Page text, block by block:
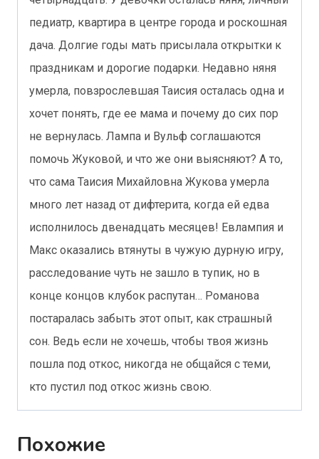
педиатр, квартира в центре города и роскошная
дача. Долгие годы мать присылала открытки к
праздникам и дорогие подарки. Недавно няня
умерла, повзрослевшая Таисия осталась одна и
хочет понять, где ее мама и почему до сих пор
не вернулась. Лампа и Вульф соглашаются
помочь Жуковой, и что же они выясняют? А то,
что сама Таисия Михайловна Жукова умерла
много лет назад от дифтерита, когда ей едва
исполнилось двенадцать месяцев! Евлампия и
Макс оказались втянуты в чужую дурную игру,
расследование чуть не зашло в тупик, но в
конце концов клубок распутан… Романова
постаралась забыть этот опыт, как страшный
сон. Ведь если не хочешь, чтобы твоя жизнь
пошла под откос, никогда не общайся с теми,
кто пустил под откос жизнь свою.
Похожие